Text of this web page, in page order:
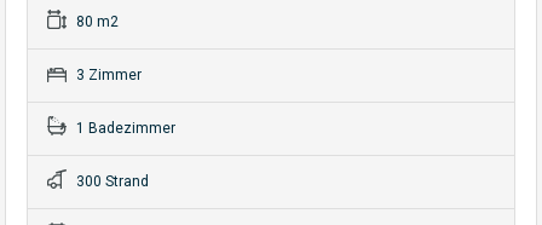
80 m2
3 Zimmer
1 Badezimmer
300 Strand